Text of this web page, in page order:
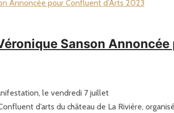
Sanson
le vendredi 7 juillet
d’arts du château de La Rivière,